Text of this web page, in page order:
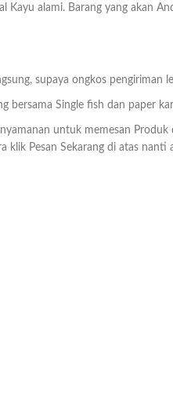
Kayu alami. Barang yang akan
supaya ongkos pengiriman
bersama Single fish dan paper
untuk memesan Produk
klik Pesan Sekarang di atas